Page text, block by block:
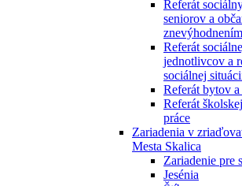
Referát
seniorov a
znevýhodnením
Referát
jednotlivcov a
sociálnej
Referát bytov
Referát
práce
Zariadenia v
Mesta Skalica
Zariadenie pre
Jesénia